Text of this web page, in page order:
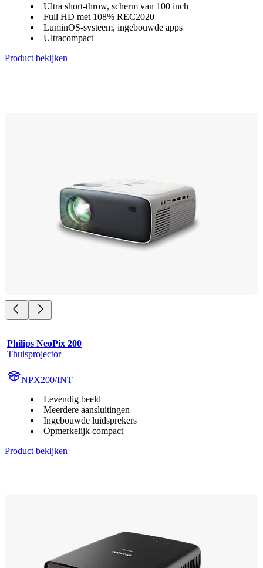
Ultra short-throw, scherm van 100 inch
Full HD met 108% REC2020
LuminOS-systeem, ingebouwde apps
Ultracompact
Product bekijken
Philips NeoPix 200
Thuisprojector
NPX200/INT
Levendig beeld
Meerdere aansluitingen
Ingebouwde luidsprekers
Opmerkelijk compact
Product bekijken